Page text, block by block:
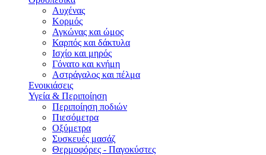
Αυχένας
Κορμός
Αγκώνας και ώμος
Καρπός και δάκτυλα
Ισχίο και μηρός
Γόνατο και κνήμη
Αστράγαλος και πέλμα
Ενοικιάσεις
Υγεία & Περιποίηση
Περιποίηση ποδιών
Πιεσόμετρα
Οξύμετρα
Συσκευές μασάζ
Θερμοφόρες - Παγοκύστες